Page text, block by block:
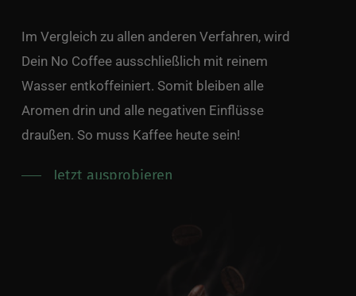
Im Vergleich zu allen anderen Verfahren, wird
Dein No Coffee ausschließlich mit reinem
Wasser entkoffeiniert. Somit bleiben alle
Aromen drin und alle negativen Einflüsse
draußen. So muss Kaffee heute sein!
Jetzt ausprobieren